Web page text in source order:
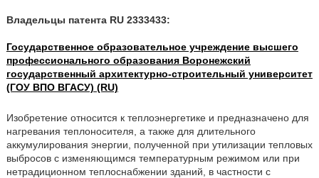
Владельцы патента RU 2333433:
Государственное образовательное учреждение высшего
профессионального образования Воронежский
государственный архитектурно-строительный университет
(ГОУ ВПО ВГАСУ) (RU)
Изобретение относится к теплоэнергетике и предназначено для
нагревания теплоносителя, а также для длительного
аккумулирования энергии, полученной при утилизации тепловых
выбросов с изменяющимся температурным режимом или при
нетрадиционном теплоснабжении зданий, в частности с